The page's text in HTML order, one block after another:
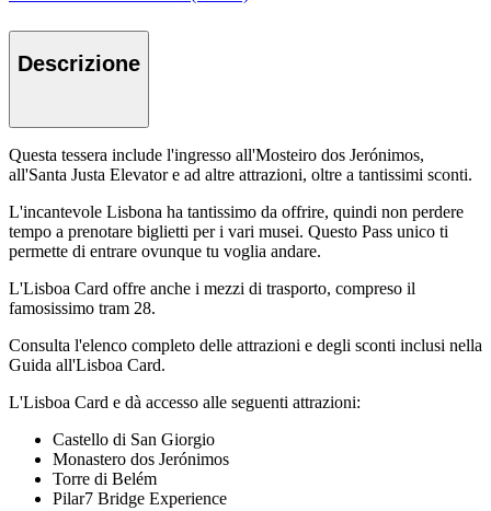
Descrizione
Questa tessera include l'ingresso all'Mosteiro dos Jerónimos,
all'Santa Justa Elevator e ad altre attrazioni, oltre a tantissimi sconti.
L'incantevole Lisbona ha tantissimo da offrire, quindi non perdere
tempo a prenotare biglietti per i vari musei. Questo Pass unico ti
permette di entrare ovunque tu voglia andare.
L'Lisboa Card offre anche i mezzi di trasporto, compreso il
famosissimo tram 28.
Consulta l'elenco completo delle attrazioni e degli sconti inclusi nella
Guida all'Lisboa Card.
L'Lisboa Card e dà accesso alle seguenti attrazioni:
Castello di San Giorgio
Monastero dos Jerónimos
Torre di Belém
Pilar7 Bridge Experience